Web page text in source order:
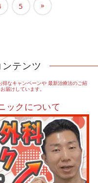
5 »
テンツ
得なキャンペーンや最新治療法のご紹
届けしています。
ックについて